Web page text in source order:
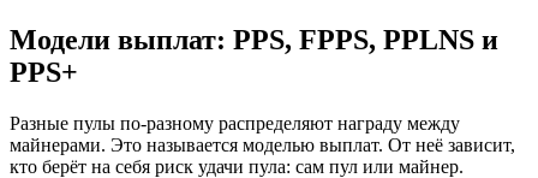
Модели выплат: PPS, FPPS, PPLNS и
PPS+
Разные пулы по-разному распределяют награду между
майнерами. Это называется моделью выплат. От неё зависит,
кто берёт на себя риск удачи пула: сам пул или майнер.